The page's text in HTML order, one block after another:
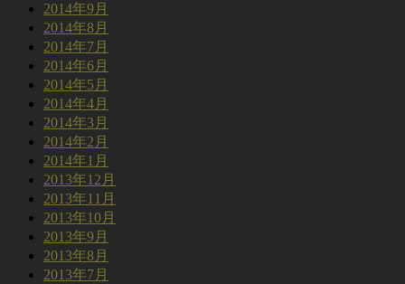
2014年9月
2014年8月
2014年7月
2014年6月
2014年5月
2014年4月
2014年3月
2014年2月
2014年1月
2013年12月
2013年11月
2013年10月
2013年9月
2013年8月
2013年7月